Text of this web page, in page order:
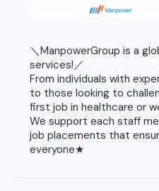
＼ManpowerGroup is a
services!／
From individuals with
to those looking to
first job in healthcare or
We support each staff
job placements that
everyone★